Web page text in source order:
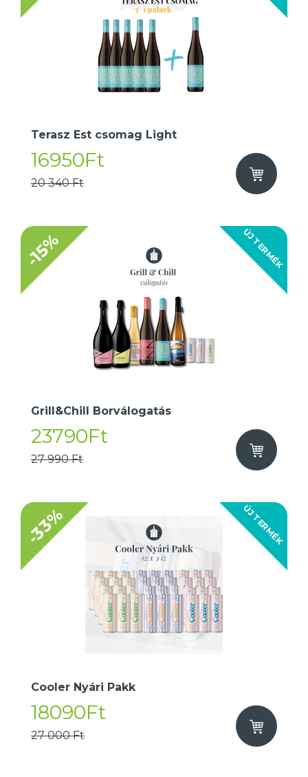
Terasz Est csomag Light
16950Ft
20 340 Ft
ÚJ TERMÉK
-15%
Grill&Chill Borválogatás
23790Ft
27 990 Ft
ÚJ TERMÉK
-33%
Cooler Nyári Pakk
18090Ft
27 000 Ft